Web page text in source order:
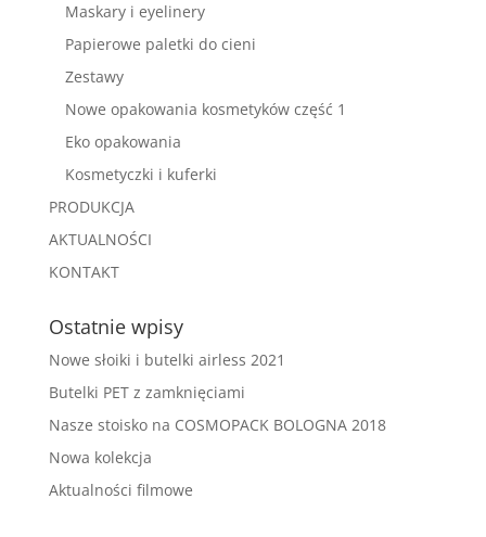
Maskary i eyelinery
Papierowe paletki do cieni
Zestawy
Nowe opakowania kosmetyków część 1
Eko opakowania
Kosmetyczki i kuferki
PRODUKCJA
AKTUALNOŚCI
KONTAKT
Ostatnie wpisy
Nowe słoiki i butelki airless 2021
Butelki PET z zamknięciami
Nasze stoisko na COSMOPACK BOLOGNA 2018
Nowa kolekcja
Aktualności filmowe